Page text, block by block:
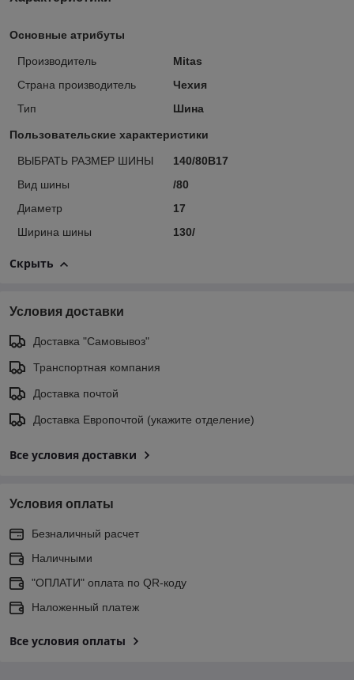
Основные атрибуты
Производитель
Mitas
Страна производитель
Чехия
Тип
Шина
Пользовательские характеристики
ВЫБРАТЬ РАЗМЕР ШИНЫ
140/80B17
Вид шины
/80
Диаметр
17
Ширина шины
130/
Скрыть
Условия доставки
Доставка "Самовывоз"
Транспортная компания
Доставка почтой
Доставка Европочтой (укажите отделение)
Все условия доставки
Условия оплаты
Безналичный расчет
Наличными
"ОПЛАТИ" оплата по QR-коду
Наложенный платеж
Все условия оплаты